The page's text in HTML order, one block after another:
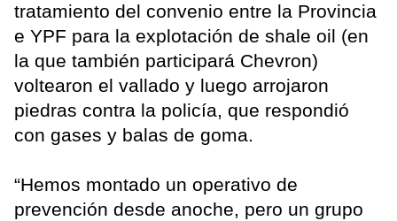
tratamiento del convenio entre la Provincia
e YPF para la explotación de shale oil (en
la que también participará Chevron)
voltearon el vallado y luego arrojaron
piedras contra la policía, que respondió
con gases y balas de goma.
“Hemos montado un operativo de
prevención desde anoche, pero un grupo